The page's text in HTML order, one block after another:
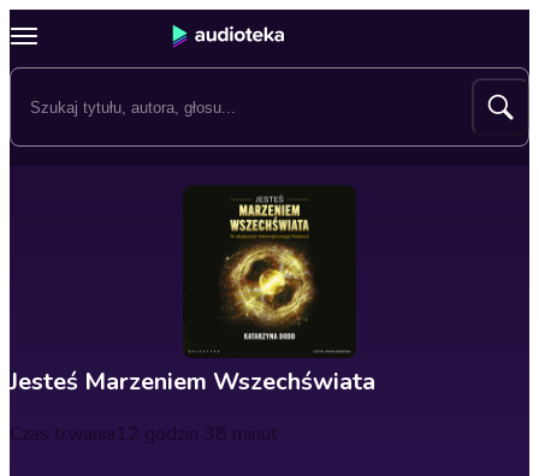
Jesteś Marzeniem Wszechświata
Czas trwania12 godzin 38 minut